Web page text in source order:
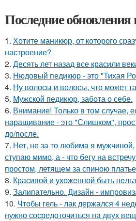
Последние обновления
1. Хотите маникюр, от которого
настроение?
2. Десять лет назад все красили
3. Нюдовый педикюр - это "Тихая
4. Ну волосы и волосы, что может
5. Мужской педикюр, забота о себе.
6. Внимание! Только в том случае,
наращивание - это "Слишком",
до/после.
7. Нет, не за то любима я
ступаю мимо, а - что бегу на
простом, летящем за спиною
8. Красивой и ухожeнной быть
9. Залипательно. Дизайн -
10. Чтобы гель - лак держался 4
нужно сосредоточиться на двух